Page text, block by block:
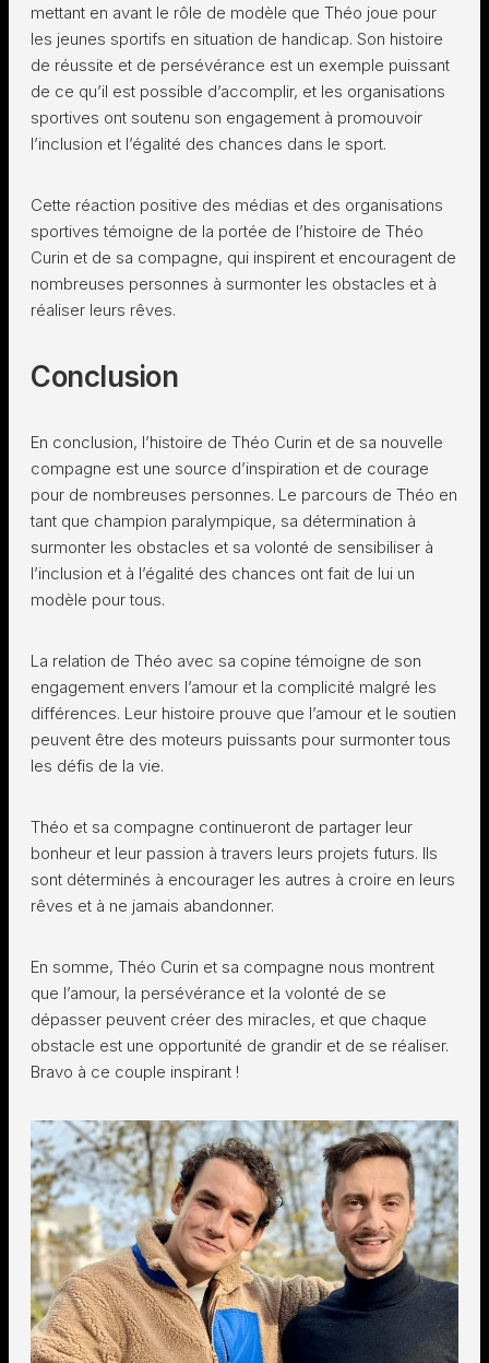
mettant en avant le rôle de modèle que Théo joue pour
les jeunes sportifs en situation de handicap. Son histoire
de réussite et de persévérance est un exemple puissant
de ce qu’il est possible d’accomplir, et les organisations
sportives ont soutenu son engagement à promouvoir
l’inclusion et l’égalité des chances dans le sport.
Cette réaction positive des médias et des organisations
sportives témoigne de la portée de l’histoire de Théo
Curin et de sa compagne, qui inspirent et encouragent de
nombreuses personnes à surmonter les obstacles et à
réaliser leurs rêves.
Conclusion
En conclusion, l’histoire de Théo Curin et de sa nouvelle
compagne est une source d’inspiration et de courage
pour de nombreuses personnes. Le parcours de Théo en
tant que champion paralympique, sa détermination à
surmonter les obstacles et sa volonté de sensibiliser à
l’inclusion et à l’égalité des chances ont fait de lui un
modèle pour tous.
La relation de Théo avec sa copine témoigne de son
engagement envers l’amour et la complicité malgré les
différences. Leur histoire prouve que l’amour et le soutien
peuvent être des moteurs puissants pour surmonter tous
les défis de la vie.
Théo et sa compagne continueront de partager leur
bonheur et leur passion à travers leurs projets futurs. Ils
sont déterminés à encourager les autres à croire en leurs
rêves et à ne jamais abandonner.
En somme, Théo Curin et sa compagne nous montrent
que l’amour, la persévérance et la volonté de se
dépasser peuvent créer des miracles, et que chaque
obstacle est une opportunité de grandir et de se réaliser.
Bravo à ce couple inspirant !